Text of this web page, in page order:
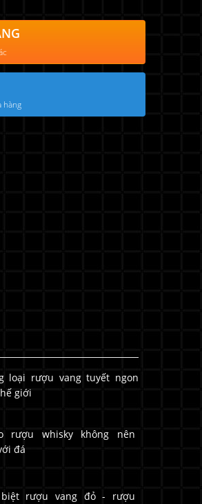
hàng
loại rượu vang tuyết ngon
giới
rượu whisky không nên
đá
biệt rượu vang đỏ - rượu